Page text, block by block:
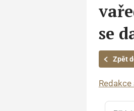
se
Zpět
Redakce